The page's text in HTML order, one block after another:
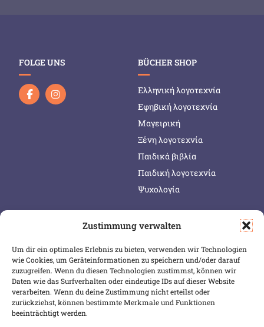
Zustimmung verwalten
Um dir ein optimales Erlebnis zu bieten, verwenden wir Technologien
wie Cookies, um Geräteinformationen zu speichern und/oder darauf
zuzugreifen. Wenn du diesen Technologien zustimmst, können wir
Daten wie das Surfverhalten oder eindeutige IDs auf dieser Website
verarbeiten. Wenn du deine Zustimmung nicht erteilst oder
zurückziehst, können bestimmte Merkmale und Funktionen
beeinträchtigt werden.
FOLGE UNS BÜCHER SHOP
Ελληνική λογοτεχνία
Εφηβική λογοτεχνία
Μαγειρική
Ξένη λογοτεχνία
Παιδικά βιβλία
Παιδική λογοτεχνία
Ψυχολογία
SERVICE & INFOS
Warenkorb
Wunschliste
Mein Konto
Versand & Lieferung
Zahlungsweisen
SICHER BEZAHLEN